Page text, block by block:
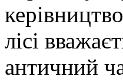
лісі
античний